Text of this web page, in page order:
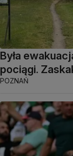
Była
pociągi.
POZNAŃ